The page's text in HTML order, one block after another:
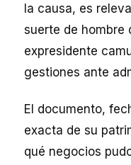
la causa, es
suerte de hombre
expresidente
gestiones ante
El documento,
exacta de su
qué negocios